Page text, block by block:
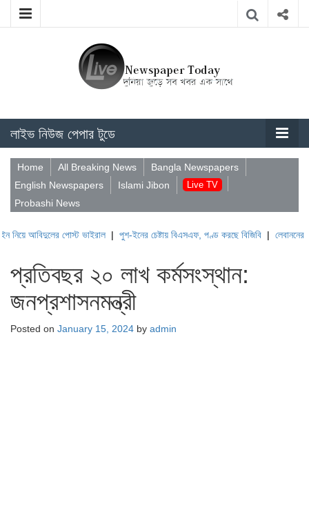
লাইভ নিউজ পেপার টুডে
Home All Breaking News
Bangla Newspapers
English Newspapers
Islami Jibon Live TV
Probashi News
পোস্ট ভাইরাল| পুশ-ইনের চেষ্টায় বিএসএফ, পণ্ড করছে বিজিবি|লেবাননের ঐতিহাসিক
প্রতিবছর ২০ লাখ কর্মসংস্থান:
জনপ্রশাসনমন্ত্রী
Posted on January 15, 2024 by admin